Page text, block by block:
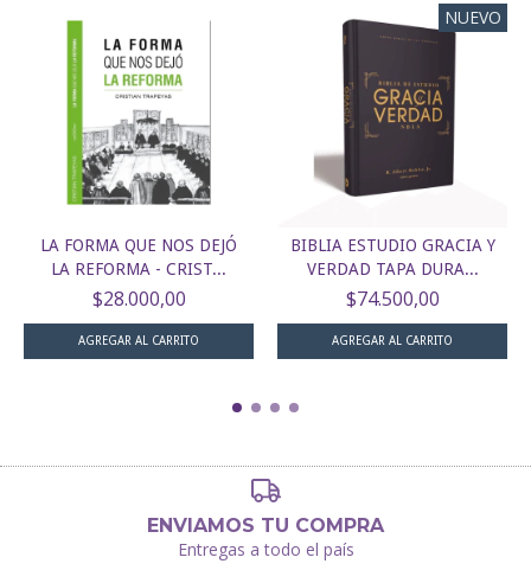
LA FORMA QUE NOS DEJÓ
LA REFORMA - CRIST...
$28.000,00
NUEVO
BIBLIA ESTUDIO GRACIA Y
VERDAD TAPA DURA...
$74.500,00
ENVIAMOS TU COMPRA
Entregas a todo el país